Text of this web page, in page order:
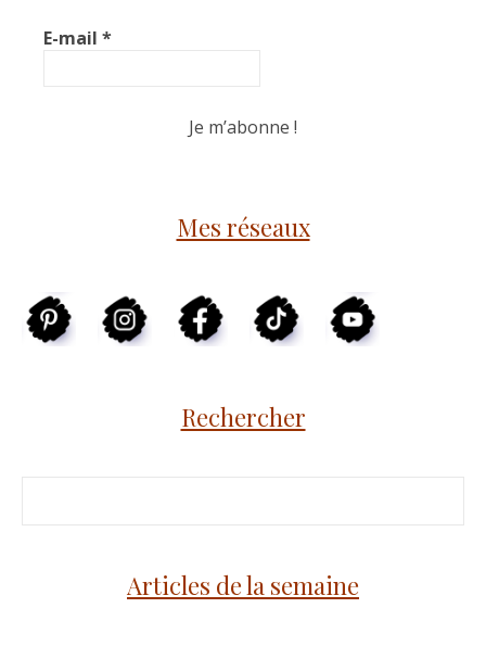
E-mail *
Mes réseaux
Rechercher
Articles de la semaine